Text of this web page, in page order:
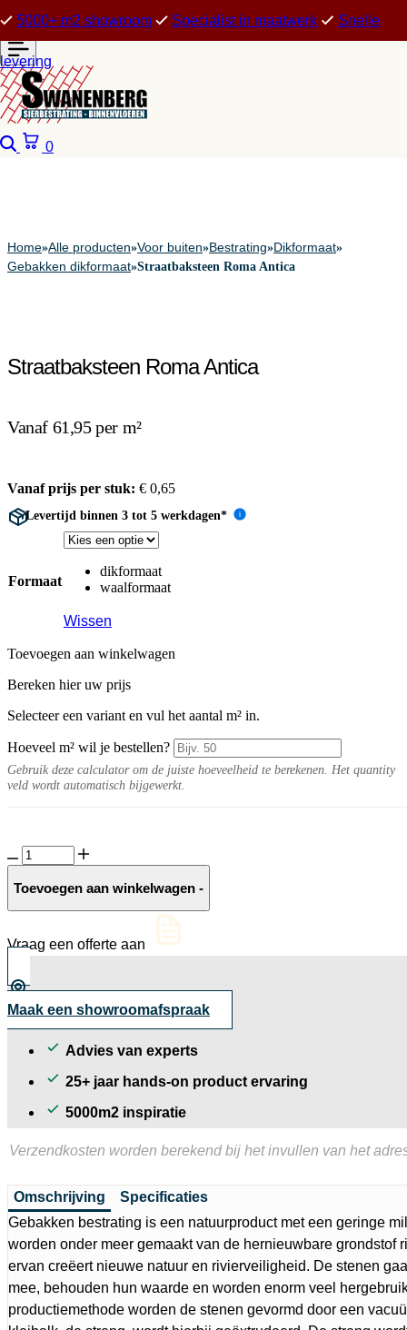
5000+ m2 showroom Specialist in maatwerk Snelle
levering
Zoeken
0
Home»Alle producten»Voor buiten»Bestrating»Dikformaat»
Gebakken dikformaat»Straatbaksteen Roma Antica
Straatbaksteen Roma Antica
Vanaf 61,95 per m²
Vanaf prijs per stuk: € 0,65
Levertijd binnen 3 tot 5 werkdagen* i
Formaat
dikformaat
waalformaat
Wissen
Toevoegen aan winkelwagen
Bereken hier uw prijs
Selecteer een variant en vul het aantal m² in.
Hoeveel m² wil je bestellen?
Gebruik deze calculator om de juiste hoeveelheid te berekenen. Het quantity
veld wordt automatisch bijgewerkt.
Straatbaksteen
Roma
Antica
Toevoegen aan winkelwagen -
Vraag een offerte aan
Maak een showroomafspraak
Advies van experts
25+ jaar hands-on product ervaring
5000m2 inspiratie
Verzendkosten worden berekend bij het invullen van het
Omschrijving
Specificaties
Gebakken bestrating is een natuurproduct met een geringe
worden onder meer gemaakt van de hernieuwbare grondstof
ervan creëert nieuwe natuur en rivierveiligheid. De stenen
mee, behouden hun waarde en worden enorm veel
productiemethode worden de stenen gevormd door een